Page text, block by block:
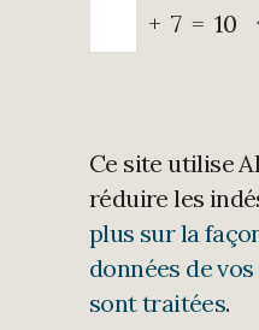
+ 7 = 10
Ce site utilise
réduire les
plus sur la
données de
sont traitées.